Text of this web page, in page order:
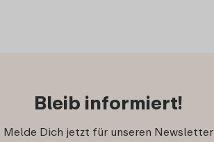
Bleib informiert!
Melde Dich jetzt für unseren Newsletter